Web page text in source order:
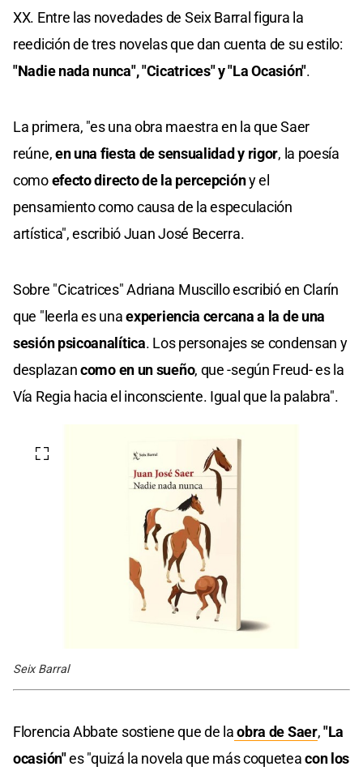
XX. Entre las novedades de Seix Barral figura la
reedición de tres novelas que dan cuenta de su estilo:
"Nadie nada nunca", "Cicatrices" y "La Ocasión".
La primera, "es una obra maestra en la que Saer
reúne,en una fiesta de sensualidad y rigor, la poesía
comoefecto directo de la percepcióny el
pensamiento como causa de la especulación
artística", escribió Juan José Becerra.
Sobre "Cicatrices" Adriana Muscillo escribió en Clarín
que "leerla es unaexperiencia cercana a la de una
sesión psicoanalítica. Los personajes se condensan y
desplazancomo en un sueño, que -según Freud- es la
Vía Regia hacia el inconsciente. Igual que la palabra".
Seix Barral
Florencia Abbate sostiene que de laobra de Saer,"La
ocasión"es "quizá la novela que más coqueteacon los